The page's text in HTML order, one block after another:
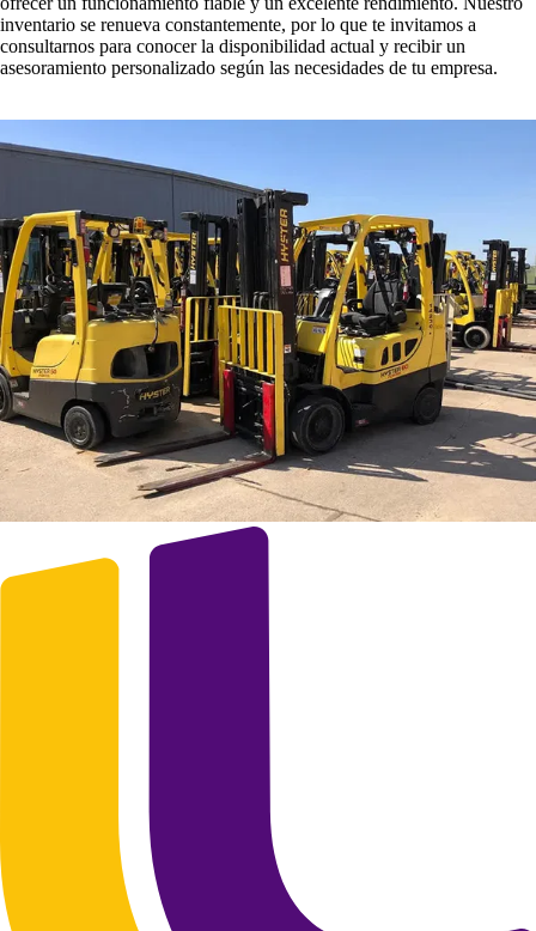
inventario se renueva constantemente, por lo que te invitamos a
consultarnos para conocer la disponibilidad actual y recibir un
asesoramiento personalizado según las necesidades de tu empresa.